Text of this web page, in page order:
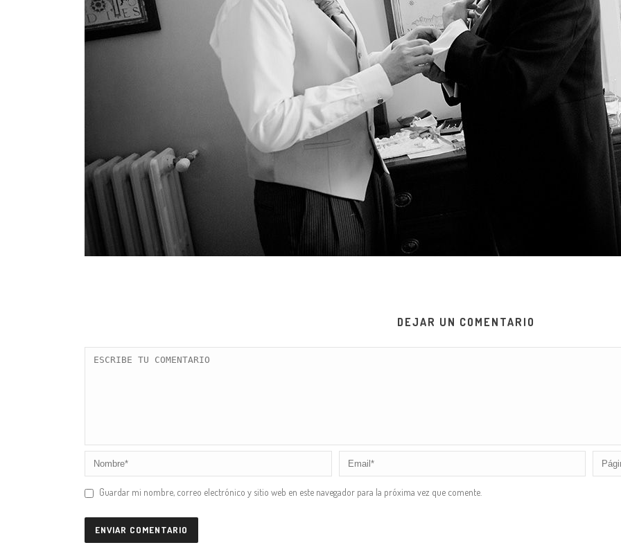
DEJAR UN COMENTARIO
Guardar mi nombre, correo electrónico y sitio web en este navegador para la próxima vez que comente.